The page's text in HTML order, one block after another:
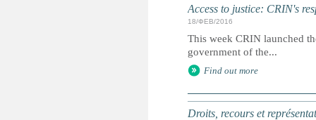
Access to justice: CRIN's
18/ФЕВ/2016
This week CRIN launched
government of the...
Find out more
Droits, recours et